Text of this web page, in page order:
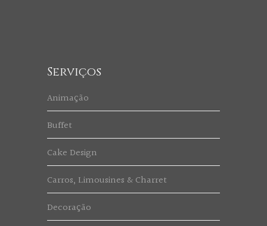
Serviços
Animação
Buffet
Cake Design
Carros, Limousines & Charret
Decoração